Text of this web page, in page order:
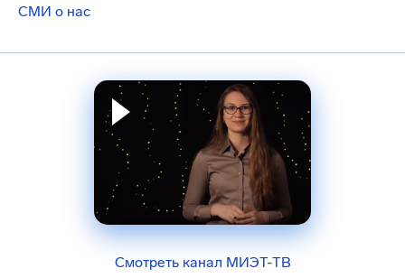
СМИ о нас
Смотреть канал МИЭТ-ТВ